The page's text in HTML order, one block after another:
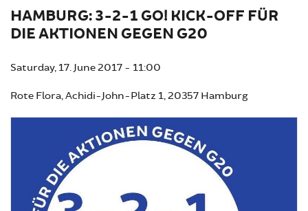
HAMBURG: 3-2-1 GO! KICK-OFF FÜR
DIE AKTIONEN GEGEN G20
Saturday, 17. June 2017 - 11:00
Rote Flora, Achidi-John-Platz 1, 20357 Hamburg